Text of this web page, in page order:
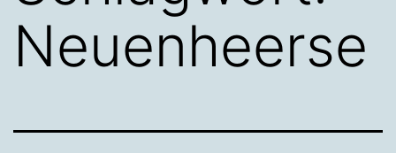
Neuenheerse